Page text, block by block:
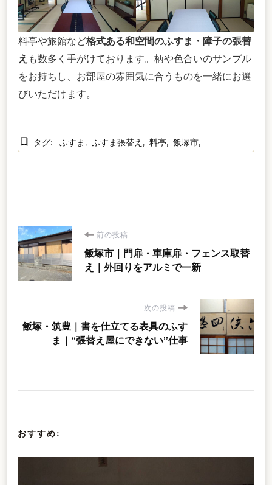
料亭や旅館など格式ある和空間のふすま・障子の張替
え も数多く手がけております。柄や色合いのサンプル
をお持ちし、お部屋の雰囲気に合うものを一緒にお選
びいただけます。
タグ: ふすま ふすま張替え 料亭 飯塚市
投
稿
ビ
ー
ョ
前の投稿
飯塚市｜門扉・車庫扉・フェンス取替
え｜外回りをアルミで一新
次の投稿
飯塚・筑豊｜書を仕立てる表具のふす
ま｜“張替え屋にできない”仕事
おすすめ: